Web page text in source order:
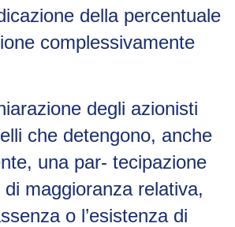
della percentuale
complessivamente
degli azionisti
che detengono, anche
una par- tecipazione
maggioranza relativa,
o l’esistenza di